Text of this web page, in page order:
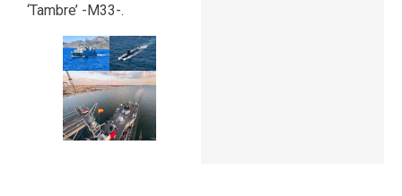
‘Tambre’ -M33-.